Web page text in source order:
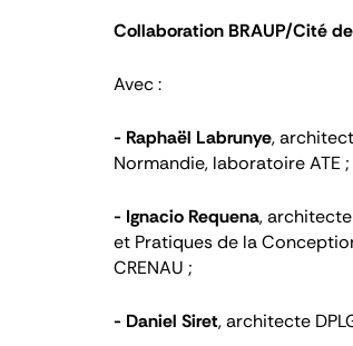
Collaboration BRAUP/Cité
Avec :
- Raphaël Labrunye,
Normandie, laboratoire ATE ;
- Ignacio Requena,
et Pratiques de la
CRENAU ;
- Daniel Siret, architecte